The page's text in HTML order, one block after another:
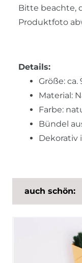
Bitte beachte,
Produktfoto
Details:
Größe: ca.
Material:
Farbe:
Bündel
Dekorativ
auch schön: